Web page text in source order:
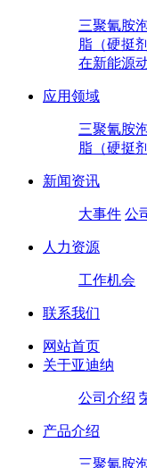
三聚氰胺
脂（硬挺
在新能源
应用领域
三聚氰胺
脂（硬挺
新闻资讯
大事件 公
人力资源
工作机会
联系我们
网站首页
关于亚迪纳
公司介绍
产品介绍
三聚氰胺